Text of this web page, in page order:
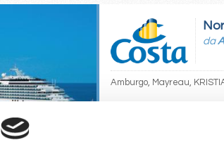
da
Amburgo, Mayreau,